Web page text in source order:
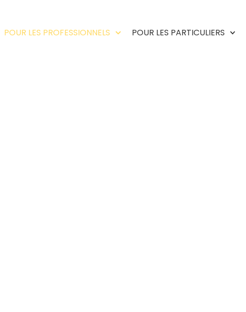
POUR LES PROFESSIONNELS POUR LES PARTICULIERS